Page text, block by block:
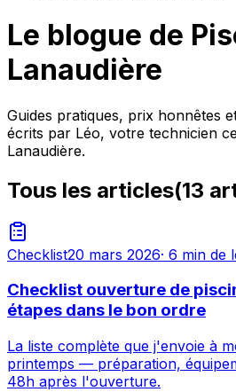
Le blogue de
Lanaudière
Guides pratiques, prix honnêtes
écrits par Léo, votre technicien
Lanaudière.
Tous les articles(13
Checklist20 mars 2026· 6 min de
Checklist ouverture de
étapes dans le bon ordre
La liste complète que j'envoie à
printemps — préparation,
48h après l'ouverture.